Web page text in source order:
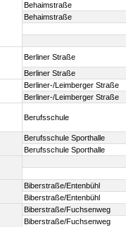
Behaimstraße
Behaimstraße
Berliner Straße
Berliner Straße
Berliner-/Leimberger Straße
Berliner-/Leimberger Straße
Berufsschule
Berufsschule Sporthalle
Berufsschule Sporthalle
Biberstraße/Entenbühl
Biberstraße/Entenbühl
Biberstraße/Fuchsenweg
Biberstraße/Fuchsenweg